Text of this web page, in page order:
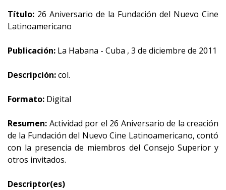
Título: 26 Aniversario de la Fundación del Nuevo Cine
Latinoamericano
Publicación: La Habana - Cuba , 3 de diciembre de 2011
Descripción:col.
Formato: Digital
Resumen: Actividad por el 26 Aniversario de la creación
de la Fundación del Nuevo Cine Latinoamericano, contó
con la presencia de miembros del Consejo Superior y
otros invitados.
Descriptor(es)